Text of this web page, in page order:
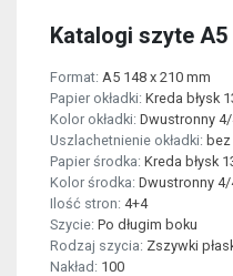
Katalogi szyte A5
Format: A5 148 x 210 mm
Papier okładki: Kreda błysk
Kolor okładki: Dwustronny 4/
Uszlachetnienie okładki:
Papier środka: Kreda błysk
Kolor środka: Dwustronny 4/
Ilość stron: 4+4
Szycie: Po długim boku
Rodzaj szycia: Zszywki
Nakład: 100